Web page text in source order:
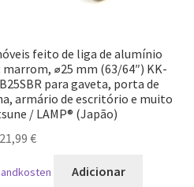
feito de liga de alumínio
⌀25 mm (63/64″) KK-
para gaveta, porta de
armário de escritório e muito
/ LAMP® (Japão)
21,99 €
Adicionar